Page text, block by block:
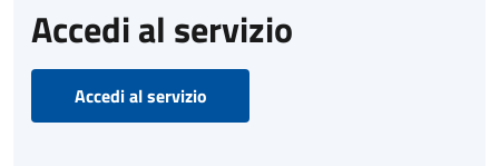
Accedi al servizio
Accedi al servizio